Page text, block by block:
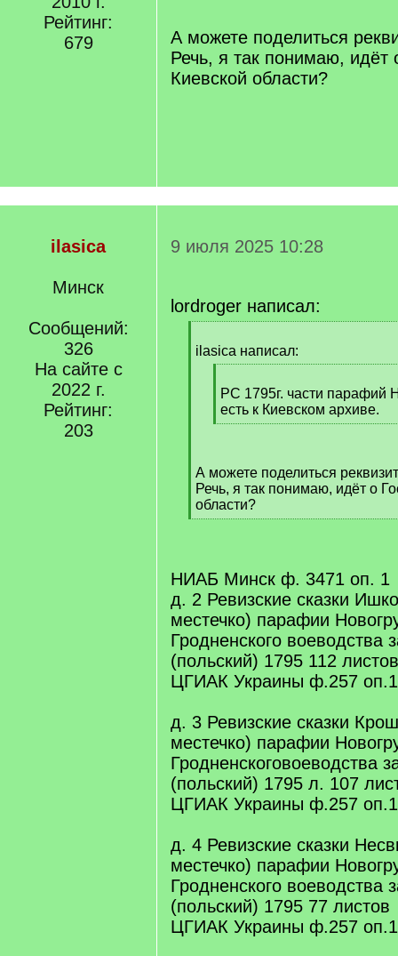
Рейтинг:
679
q
]
А можете поделиться
Речь, я так понимаю, идёт
Киевской области?
ilasica
Минск
Сообщений:
326
На сайте с
2022 г.
Рейтинг:
203
9 июля 2025 10:28
lordroger написал:
q
ilasica написал:
q
]
РС 1795г. части парафий
есть к Киевском архиве.
[
]
А можете поделиться
Речь, я так понимаю, идёт о
области?
[
НИАБ Минск ф. 3471 оп. 1
д. 2 Ревизские сказки
местечко) парафии
Гродненского воеводства
(польский) 1795 112 листов
ЦГИАК Украины ф.257
д. 3 Ревизские сказки
местечко) парафии
Гродненскоговоеводства
(польский) 1795 л. 107
ЦГИАК Украины ф.257
д. 4 Ревизские сказки
местечко) парафии
Гродненского воеводства
(польский) 1795 77 листов
ЦГИАК Украины ф.257